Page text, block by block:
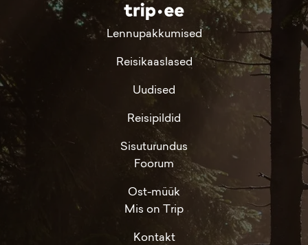
Lennupakkumised
Reisikaaslased
Uudised
Reisipildid
Sisuturundus
Foorum
Ost-müük
Mis on Trip
Kontakt